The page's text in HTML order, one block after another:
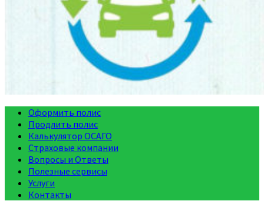
Оформить полис
Продлить полис
Калькулятор ОСАГО
Страховые компании
Вопросы и Ответы
Полезные сервисы
Услуги
Контакты